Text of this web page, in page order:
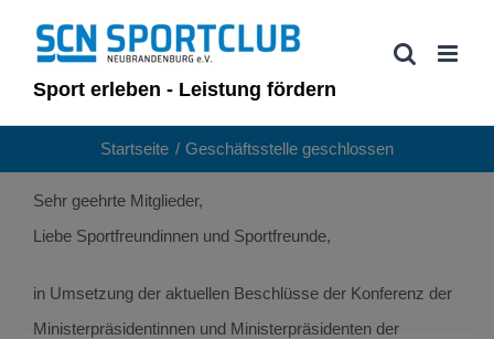
Inhalt
springenSport erleben - Leistung fördern
Startseite Geschäftsstelle geschlossen
Sehr geehrte Mitglieder,
Liebe Sportfreundinnen und Sportfreunde,
in Umsetzung der aktuellen Beschlüsse der Konferenz der
Ministerpräsidentinnen und Ministerpräsidenten der